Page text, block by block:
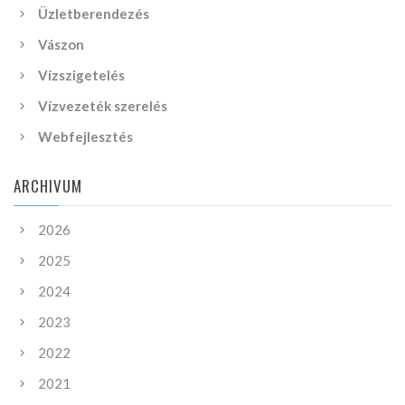
Üzletberendezés
Vászon
Vízszigetelés
Vízvezeték szerelés
Webfejlesztés
ARCHIVUM
2026
2025
2024
2023
2022
2021